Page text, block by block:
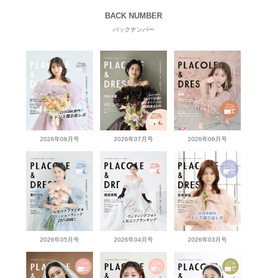
BACK NUMBER
バックナンバー
2026年08月号 2026年07月号 2026年06月号
2026年05月号 2026年04月号 2026年03月号